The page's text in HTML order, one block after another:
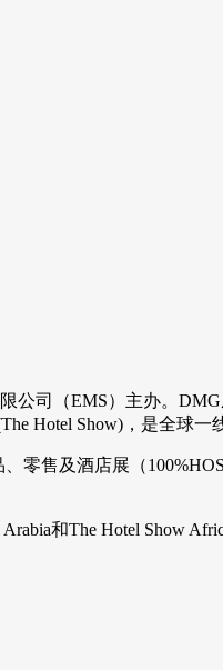
公司（EMS）主办。
Hotel Show)，是全球一
零售及酒店展（
和The Hotel Show